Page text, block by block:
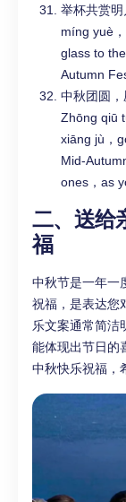
举杯共赏
míng yuè
glass to
Autumn
中秋团圆，
Zhōng qiū
xiāng jù，
Mid-
ones，as
二、送给
福
中秋节是一年一
祝福，是表达您
乐文案通常简洁
能体现出节日的
中秋快乐祝福，